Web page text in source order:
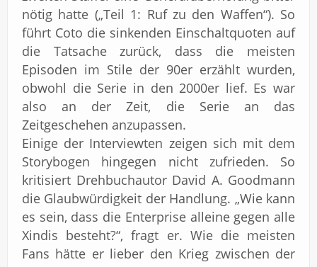
nötig hatte („Teil 1: Ruf zu den Waffen“). So
führt Coto die sinkenden Einschaltquoten auf
die Tatsache zurück, dass die meisten
Episoden im Stile der 90er erzählt wurden,
obwohl die Serie in den 2000er lief. Es war
also an der Zeit, die Serie an das
Zeitgeschehen anzupassen.
Einige der Interviewten zeigen sich mit dem
Storybogen hingegen nicht zufrieden. So
kritisiert Drehbuchautor David A. Goodmann
die Glaubwürdigkeit der Handlung. „Wie kann
es sein, dass die Enterprise alleine gegen alle
Xindis besteht?“, fragt er. Wie die meisten
Fans hätte er lieber den Krieg zwischen der